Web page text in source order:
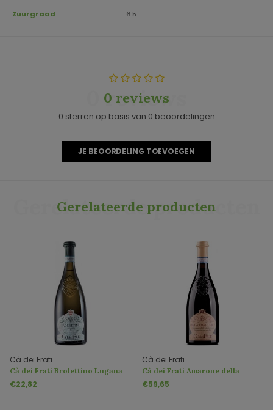
Zuurgraad 6.5
0 reviews
0 reviews
0 sterren op basis van 0 beoordelingen
JE BEOORDELING TOEVOEGEN
Gerelateerde producten
Gerelateerde producten
Cà dei Frati
Cà dei Frati Brolettino Lugana
DOC
€22,82
Cà dei Frati
Cà dei Frati Amarone della
Valpolicella Pietro dal Cero
€59,65